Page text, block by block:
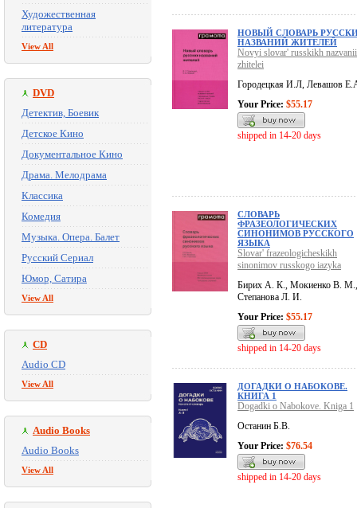
Художественная
литература
View All
DVD
Детектив, Боевик
Детское Кино
Документальное Кино
Драма. Мелодрама
Классика
Комедия
Музыка. Опера. Балет
Русский Сериал
Юмор, Сатира
View All
CD
Audio CD
View All
Audio Books
Audio Books
View All
НОВЫЙ СЛОВАРЬ
НАЗВАНИЙ ЖИТЕЛЕЙ
Novyi slovar' russkikh nazvanii
zhitelei
Городецкая И.Л, Левашов
Your Price: $55.17
shipped in 14-20 days
СЛОВАРЬ
ФРАЗЕОЛОГИЧЕСКИХ
СИНОНИМОВ РУССКОГО
ЯЗЫКА
Slovar' frazeologicheskikh
sinonimov russkogo iazyka
Бирих А. К., Мокиенко В. М.,
Степанова Л. И.
Your Price: $55.17
shipped in 14-20 days
ДОГАДКИ О НАБОКОВЕ.
КНИГА 1
Dogadki o Nabokove. Kniga 1
Останин Б.В.
Your Price: $76.54
shipped in 14-20 days